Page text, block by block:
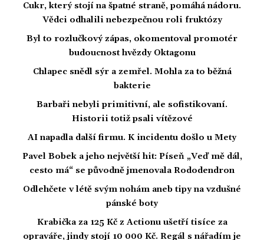
Cukr, který stojí na špatné straně, pomáhá nádoru.
Vědci odhalili nebezpečnou roli fruktózy
Byl to rozlučkový zápas, okomentoval promotér
budoucnost hvězdy Oktagonu
Chlapec snědl sýr a zemřel. Mohla za to běžná
bakterie
Barbaři nebyli primitivní, ale sofistikovaní.
Historii totiž psali vítězové
AI napadla další firmu. K incidentu došlo u Mety
Pavel Bobek a jeho největší hit: Píseň „Veď mě dál,
cesto má“ se původně jmenovala Rododendron
Odlehčete v létě svým nohám aneb tipy na vzdušné
pánské boty
Krabička za 125 Kč z Actionu ušetří tisíce za
opraváře, jindy stojí 10 000 Kč. Regál s nářadím je